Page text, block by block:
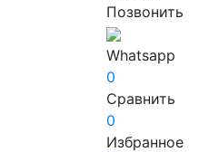
Позвонить
Whatsapp
0
Сравнить
0
Избранное